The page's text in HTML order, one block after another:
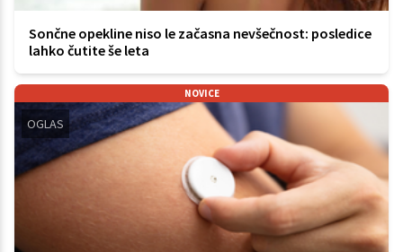
Sončne opekline niso le začasna nevšečnost: posledice
lahko čutite še leta
NOVICE
OGLAS